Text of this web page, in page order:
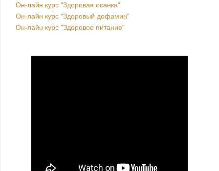
Он-лайн курс "Здоровая осанка"
Он-лайн курс "Здоровый дофамин"
Он-лайн курс "Здоровое питание"